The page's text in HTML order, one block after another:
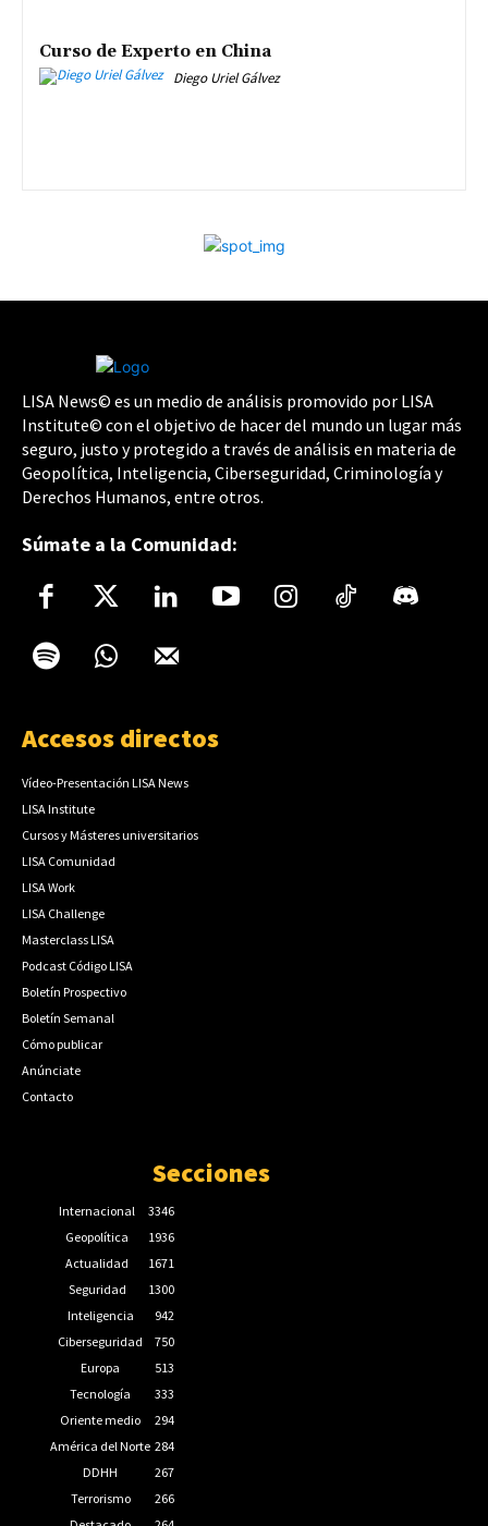
Curso de Experto en China
Diego Uriel Gálvez
LISA News© es un medio de análisis promovido por LISA
Institute© con el objetivo de hacer del mundo un lugar más
seguro, justo y protegido a través de análisis en materia de
Geopolítica, Inteligencia, Ciberseguridad, Criminología y
Derechos Humanos, entre otros.
Súmate a la Comunidad:
Accesos directos
Vídeo-Presentación LISA News
LISA Institute
Cursos y Másteres universitarios
LISA Comunidad
LISA Work
LISA Challenge
Masterclass LISA
Podcast Código LISA
Boletín Prospectivo
Boletín Semanal
Cómo publicar
Anúnciate
Contacto
Secciones
Internacional
3346
Geopolítica
1936
Actualidad
1671
Seguridad
1300
Inteligencia
942
Ciberseguridad
750
Europa
513
Tecnología
333
Oriente medio
294
América del Norte 284
DDHH
267
Terrorismo
266